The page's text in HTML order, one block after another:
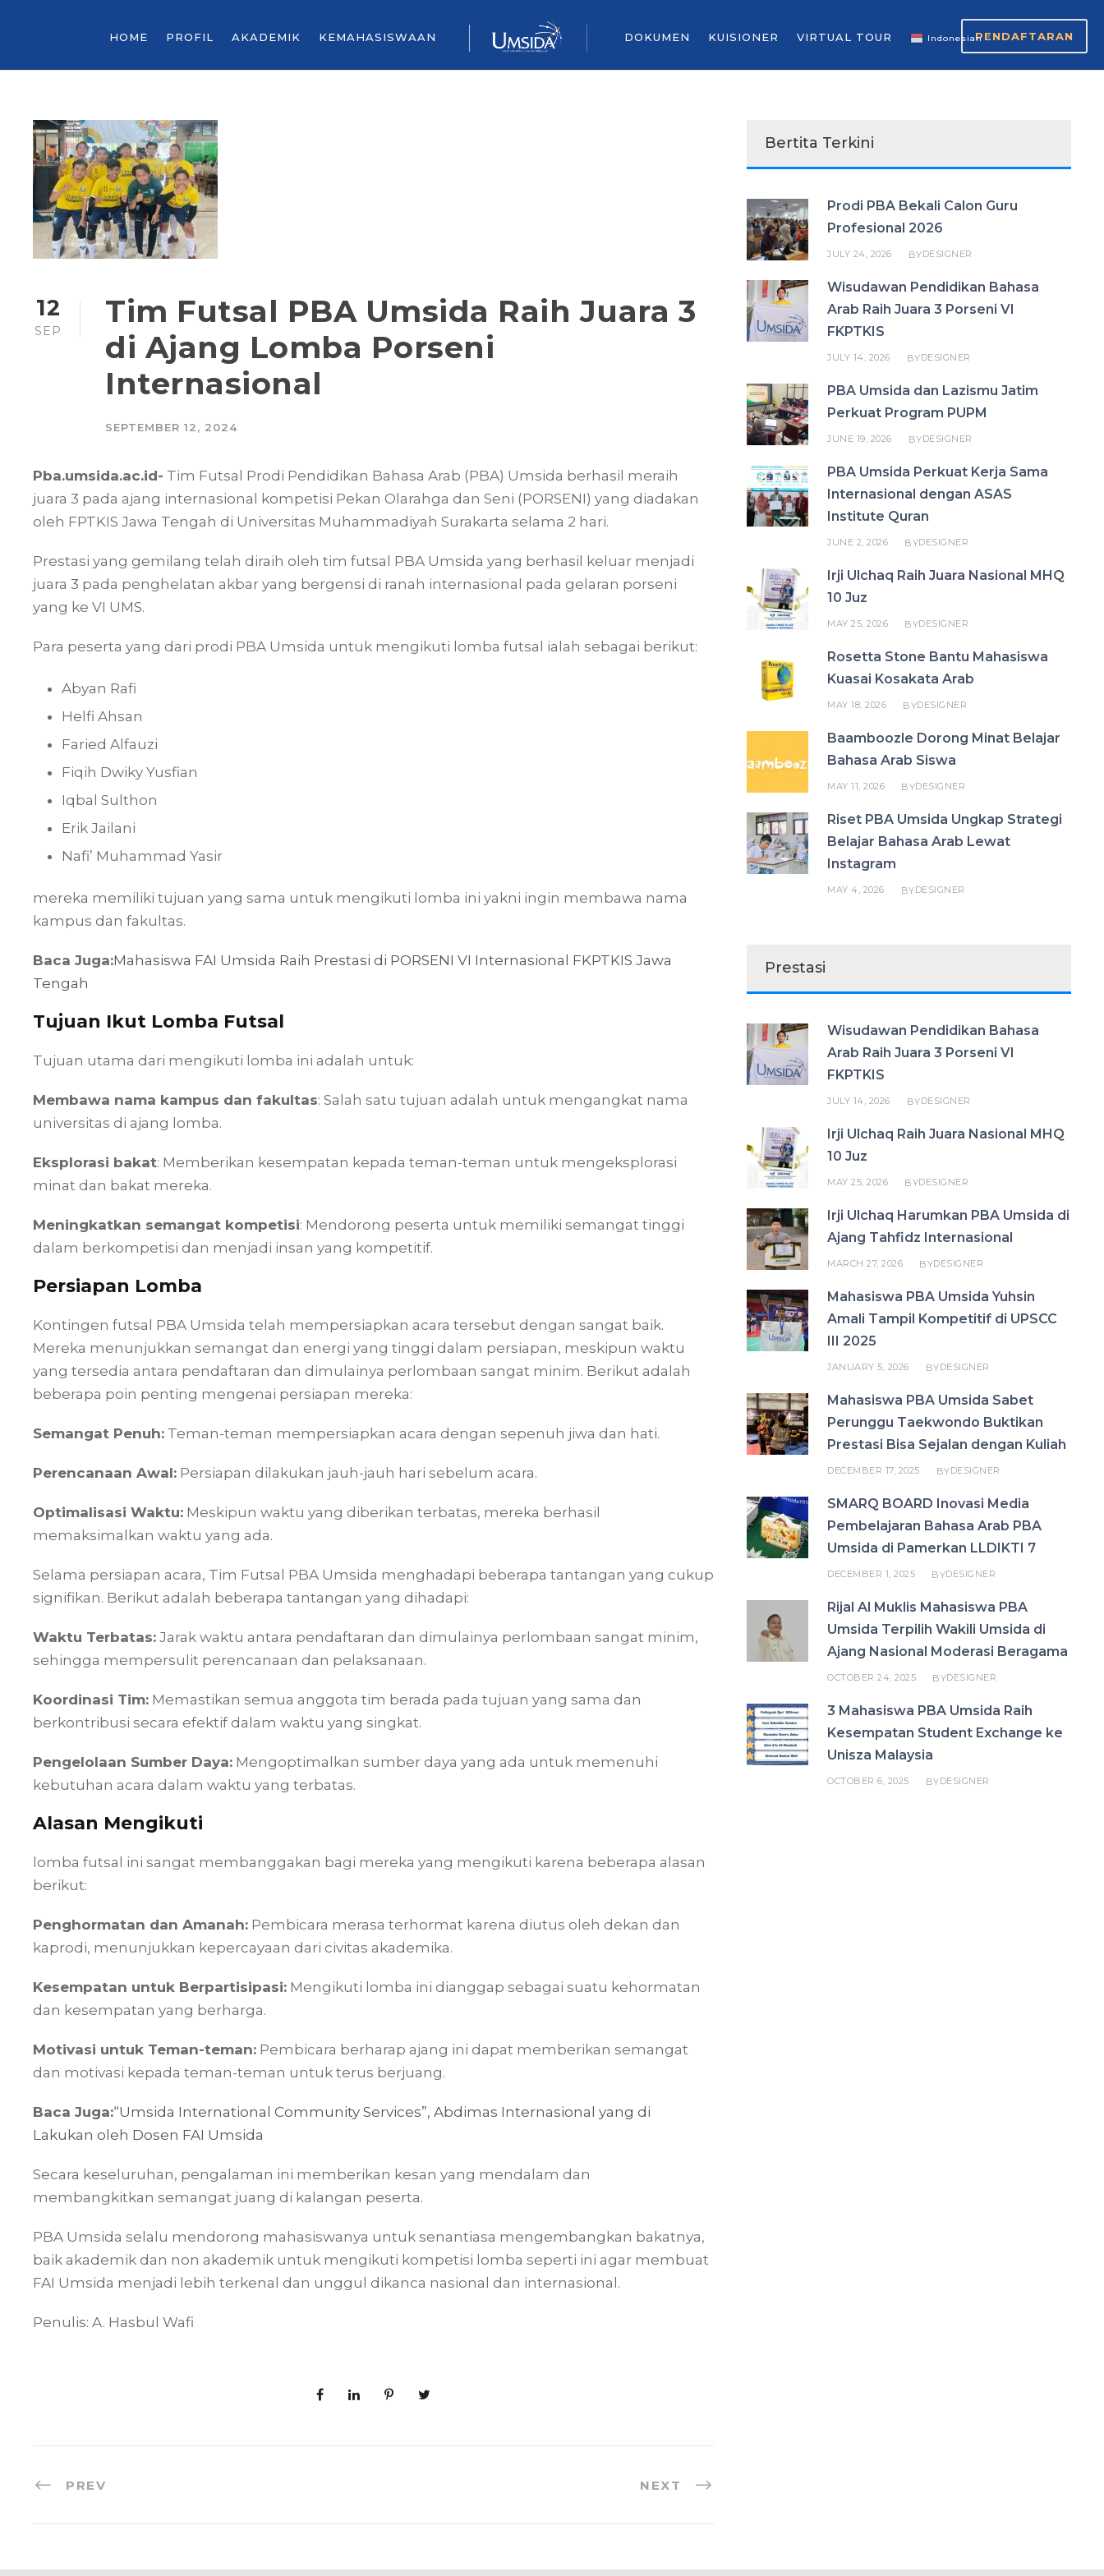
HOME PROFIL AKADEMIK KEMAHASISWAAN DOKUMEN KUISIONER VIRTUAL TOUR Indonesian ▼
PENDAFTARAN
12
SEP
Tim Futsal PBA Umsida Raih Juara 3
di Ajang Lomba Porseni
Internasional
SEPTEMBER 12, 2024
Pba.umsida.ac.id- Tim Futsal Prodi Pendidikan Bahasa Arab (PBA) Umsida berhasil meraih
juara 3 pada ajang internasional kompetisi Pekan Olarahga dan Seni (PORSENI) yang diadakan
oleh FPTKIS Jawa Tengah di Universitas Muhammadiyah Surakarta selama 2 hari.
Prestasi yang gemilang telah diraih oleh tim futsal PBA Umsida yang berhasil keluar menjadi
juara 3 pada penghelatan akbar yang bergensi di ranah internasional pada gelaran porseni
yang ke VI UMS.
Para peserta yang dari prodi PBA Umsida untuk mengikuti lomba futsal ialah sebagai berikut:
Abyan Rafi
Helfi Ahsan
Faried Alfauzi
Fiqih Dwiky Yusfian
Iqbal Sulthon
Erik Jailani
Nafi’ Muhammad Yasir
mereka memiliki tujuan yang sama untuk mengikuti lomba ini yakni ingin membawa nama
kampus dan fakultas.
Baca Juga:Mahasiswa FAI Umsida Raih Prestasi di PORSENI VI Internasional FKPTKIS Jawa
Tengah
Tujuan Ikut Lomba Futsal
Tujuan utama dari mengikuti lomba ini adalah untuk:
Membawa nama kampus dan fakultas: Salah satu tujuan adalah untuk mengangkat nama
universitas di ajang lomba.
Eksplorasi bakat: Memberikan kesempatan kepada teman-teman untuk mengeksplorasi
minat dan bakat mereka.
Meningkatkan semangat kompetisi: Mendorong peserta untuk memiliki semangat tinggi
dalam berkompetisi dan menjadi insan yang kompetitif.
Persiapan Lomba
Kontingen futsal PBA Umsida telah mempersiapkan acara tersebut dengan sangat baik.
Mereka menunjukkan semangat dan energi yang tinggi dalam persiapan, meskipun waktu
yang tersedia antara pendaftaran dan dimulainya perlombaan sangat minim. Berikut adalah
beberapa poin penting mengenai persiapan mereka:
Semangat Penuh: Teman-teman mempersiapkan acara dengan sepenuh jiwa dan hati.
Perencanaan Awal: Persiapan dilakukan jauh-jauh hari sebelum acara.
Optimalisasi Waktu: Meskipun waktu yang diberikan terbatas, mereka berhasil
memaksimalkan waktu yang ada.
Selama persiapan acara, Tim Futsal PBA Umsida menghadapi beberapa tantangan yang cukup
signifikan. Berikut adalah beberapa tantangan yang dihadapi:
Waktu Terbatas: Jarak waktu antara pendaftaran dan dimulainya perlombaan sangat minim,
sehingga mempersulit perencanaan dan pelaksanaan.
Koordinasi Tim: Memastikan semua anggota tim berada pada tujuan yang sama dan
berkontribusi secara efektif dalam waktu yang singkat.
Pengelolaan Sumber Daya: Mengoptimalkan sumber daya yang ada untuk memenuhi
kebutuhan acara dalam waktu yang terbatas.
Alasan Mengikuti
lomba futsal ini sangat membanggakan bagi mereka yang mengikuti karena beberapa alasan
berikut:
Penghormatan dan Amanah: Pembicara merasa terhormat karena diutus oleh dekan dan
kaprodi, menunjukkan kepercayaan dari civitas akademika.
Kesempatan untuk Berpartisipasi: Mengikuti lomba ini dianggap sebagai suatu kehormatan
dan kesempatan yang berharga.
Motivasi untuk Teman-teman: Pembicara berharap ajang ini dapat memberikan semangat
dan motivasi kepada teman-teman untuk terus berjuang.
Baca Juga:“Umsida International Community Services”, Abdimas Internasional yang di
Lakukan oleh Dosen FAI Umsida
Secara keseluruhan, pengalaman ini memberikan kesan yang mendalam dan
membangkitkan semangat juang di kalangan peserta.
PBA Umsida selalu mendorong mahasiswanya untuk senantiasa mengembangkan bakatnya,
baik akademik dan non akademik untuk mengikuti kompetisi lomba seperti ini agar membuat
FAI Umsida menjadi lebih terkenal dan unggul dikanca nasional dan internasional.
Penulis: A. Hasbul Wafi
PREV NEXT
Bertita Terkini
Prodi PBA Bekali Calon Guru
Profesional 2026
JULY 24, 2026 BYDESIGNER
Wisudawan Pendidikan Bahasa
Arab Raih Juara 3 Porseni VI
FKPTKIS
JULY 14, 2026 BYDESIGNER
PBA Umsida dan Lazismu Jatim
Perkuat Program PUPM
JUNE 19, 2026 BYDESIGNER
PBA Umsida Perkuat Kerja Sama
Internasional dengan ASAS
Institute Quran
JUNE 2, 2026 BYDESIGNER
Irji Ulchaq Raih Juara Nasional MHQ
10 Juz
MAY 25, 2026 BYDESIGNER
Rosetta Stone Bantu Mahasiswa
Kuasai Kosakata Arab
MAY 18, 2026 BYDESIGNER
Baamboozle Dorong Minat Belajar
Bahasa Arab Siswa
MAY 11, 2026 BYDESIGNER
Riset PBA Umsida Ungkap Strategi
Belajar Bahasa Arab Lewat
Instagram
MAY 4, 2026 BYDESIGNER
Prestasi
Wisudawan Pendidikan Bahasa
Arab Raih Juara 3 Porseni VI
FKPTKIS
JULY 14, 2026 BYDESIGNER
Irji Ulchaq Raih Juara Nasional MHQ
10 Juz
MAY 25, 2026 BYDESIGNER
Irji Ulchaq Harumkan PBA Umsida di
Ajang Tahfidz Internasional
MARCH 27, 2026 BYDESIGNER
Mahasiswa PBA Umsida Yuhsin
Amali Tampil Kompetitif di UPSCC
III 2025
JANUARY 5, 2026 BYDESIGNER
Mahasiswa PBA Umsida Sabet
Perunggu Taekwondo Buktikan
Prestasi Bisa Sejalan dengan Kuliah
DECEMBER 17, 2025 BYDESIGNER
SMARQ BOARD Inovasi Media
Pembelajaran Bahasa Arab PBA
Umsida di Pamerkan LLDIKTI 7
DECEMBER 1, 2025 BYDESIGNER
Rijal Al Muklis Mahasiswa PBA
Umsida Terpilih Wakili Umsida di
Ajang Nasional Moderasi Beragama
OCTOBER 24, 2025 BYDESIGNER
3 Mahasiswa PBA Umsida Raih
Kesempatan Student Exchange ke
Unisza Malaysia
OCTOBER 6, 2025 BYDESIGNER